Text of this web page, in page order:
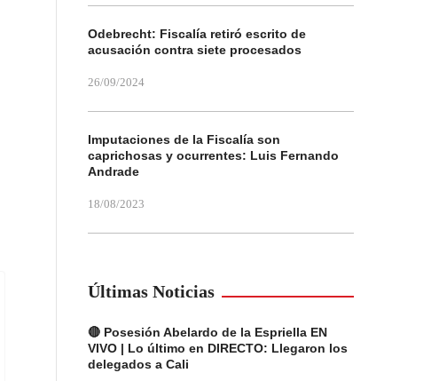
Odebrecht: Fiscalía retiró escrito de
acusación contra siete procesados
26/09/2024
Imputaciones de la Fiscalía son
caprichosas y ocurrentes: Luis Fernando
Andrade
18/08/2023
Últimas Noticias
🔴 Posesión Abelardo de la Espriella EN
VIVO | Lo último en DIRECTO: Llegaron los
delegados a Cali